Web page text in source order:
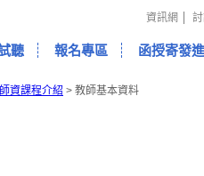
資訊網
聽 報名專區 函授寄發
師資課程介紹 > 教師基本資料